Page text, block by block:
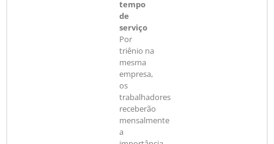
tempo
de
serviço
Por
triênio na
mesma
empresa,
os
trabalhadores
receberão
mensalmente
a